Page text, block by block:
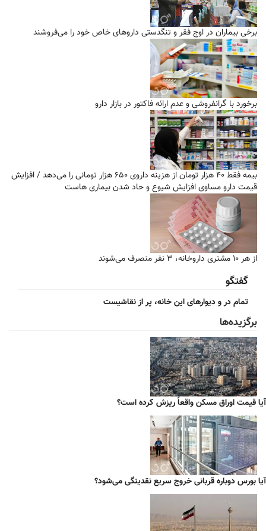
برخی بیماران در اوج فقر و تنگدستی دارو‌های خاص خود را می‌فروشند
برخورد با گرانفروشی و عدم ارائه فاکتور در بازار دارو
بیمه فقط ۴۰ هزار تومان از هزینه داروی ۶۵۰ هزار تومانی را می‌دهد / افزایش
قیمت دارو مساوی افزایش شیوع و حاد شدن بیماری هاست
از هر ۱۰ مشتری داروخانه، ۳ نفر منصرف می‌شوند
گفتگو
تمام در و دیوارهای این خانه، پر از نقاشیست
برگزیده‌ها
آیا قیمت اوراق مسکن واقعاً ریزش کرده است؟
آیا بورس دوباره قربانی خروج سریع نقدینگی می‌شود؟